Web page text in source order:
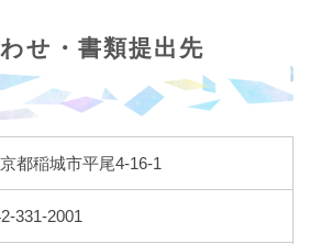
せ・書類提出先
都稲城市平尾4-16-1
331-2001